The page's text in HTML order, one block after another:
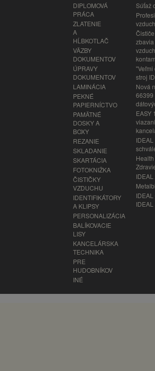
DIPLOMOVÁ
PRÁCA
ZLATENIE
A
HĹBKOTLAČ
VÄZBY
DOKUMENTOV
ÚPRAVY
DOKUMENTOV
LAMINÁCIA
PEKNÉ
PAPIERNÍCTVO
PAMÄTNÉ
DOSKY A
BOXY
REZANIE
SKLADANIE
SKARTÁCIA
FOTOKNIŽKA
ČISTIČKY
VZDUCHU
IDENTIFIKÁTORY
A KLIPSY
PERSONALIZÁCIA
BALÍKOVACIE
LISY
KANCELÁRSKA
TECHNIKA
PRE
HUDOBNÍKOV
INÉ
Súťaž
"Veľmi
stroj
Nová
66399
EASY